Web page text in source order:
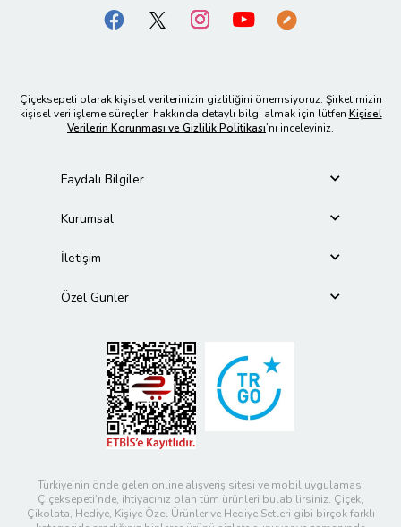
Çiçeksepeti olarak kişisel verilerinizin gizliliğini önemsiyoruz. Şirketimizin
kişisel veri işleme süreçleri hakkında detaylı bilgi almak için lütfen Kişisel
Verilerin Korunması ve Gizlilik Politikası’nı inceleyiniz.
Faydalı Bilgiler
Kurumsal
İletişim
Özel Günler
Türkiye’nin önde gelen online alışveriş sitesi ve mobil uygulaması
Çiçeksepeti’nde, ihtiyacınız olan tüm ürünleri bulabilirsiniz. Çiçek,
Çikolata, Hediye, Kişiye Özel Ürünler ve Hediye Setleri gibi birçok farklı